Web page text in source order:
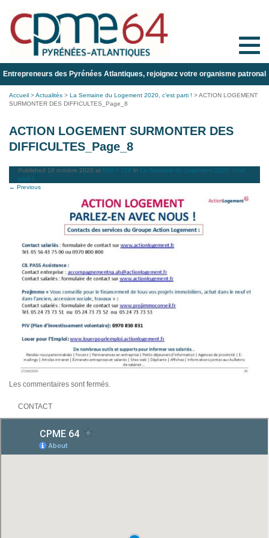
Toggle
Entrepreneurs des Pyrénées Atlantiques, rejoignez votre organisme patronal
Accueil >Actualités > La Semaine du Logement 2020, c’est parti ! >ACTION LOGEMENT
SURMONTER DES DIFFICULTES_Page_8
ACTION LOGEMENT SURMONTER DES
DIFFICULTES_Page_8
Published 16 octobre 2020 at 960 × 720 in La Semaine du Logement 2020, c’est
parti !
← Previous
Les commentaires sont fermés.
CONTACT